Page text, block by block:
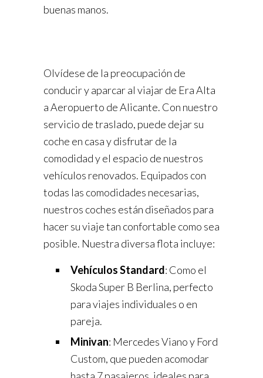
buenas manos.
Olvídese de la preocupación de
conducir y aparcar al viajar de Era Alta
a Aeropuerto de Alicante. Con nuestro
servicio de traslado, puede dejar su
coche en casa y disfrutar de la
comodidad y el espacio de nuestros
vehículos renovados. Equipados con
todas las comodidades necesarias,
nuestros coches están diseñados para
hacer su viaje tan confortable como sea
posible. Nuestra diversa flota incluye:
Vehículos Standard: Como el
Skoda Super B Berlina, perfecto
para viajes individuales o en
pareja.
Minivan: Mercedes Viano y Ford
Custom, que pueden acomodar